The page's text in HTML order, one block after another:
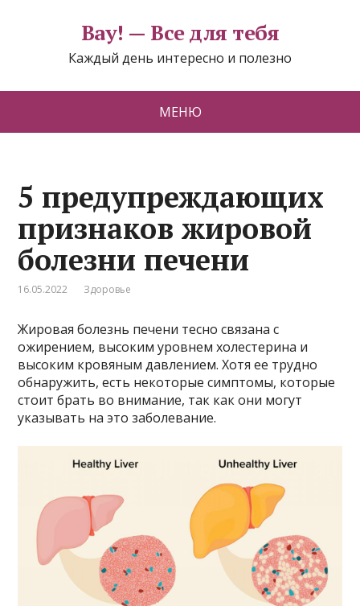
Вау! — Все для тебя
Каждый день интересно и полезно
МЕНЮ
5 предупреждающих
признаков жировой
болезни печени
16.05.2022 Здоровье
Жировая болезнь печени тесно связана с
ожирением, высоким уровнем холестерина и
высоким кровяным давлением. Хотя ее трудно
обнаружить, есть некоторые симптомы, которые
стоит брать во внимание, так как они могут
указывать на это заболевание.